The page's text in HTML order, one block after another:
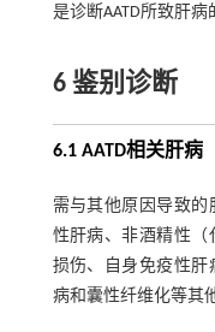
是诊断AATD所致肝病
6 鉴别诊断
6.1 AATD相关肝病
需与其他原因导致
性肝病、非酒精性（
损伤、自身免疫性肝
病和囊性纤维化等其